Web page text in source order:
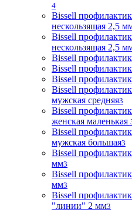
4
Bissell
нескользящая 2,5
Bissell
нескользящая 2,5
Bissell
Bissell
Bissell
Bissell
мужская средняя3
Bissell
женская маленькая
Bissell
мужская большая3
Bissell
мм3
Bissell
мм3
Bissell
"линии" 2 мм3